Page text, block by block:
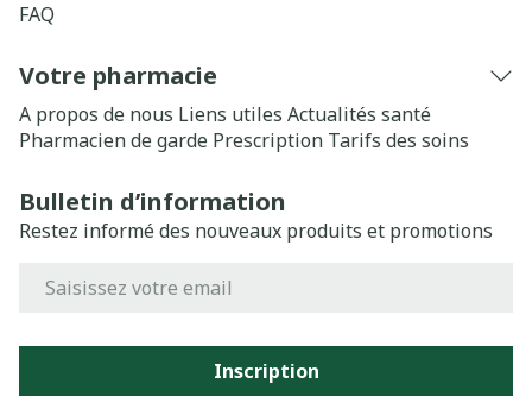
FAQ
Votre pharmacie
A propos de nous Liens utiles Actualités santé
Pharmacien de garde Prescription Tarifs des soins
Bulletin d’information
Restez informé des nouveaux produits et promotions
Inscription